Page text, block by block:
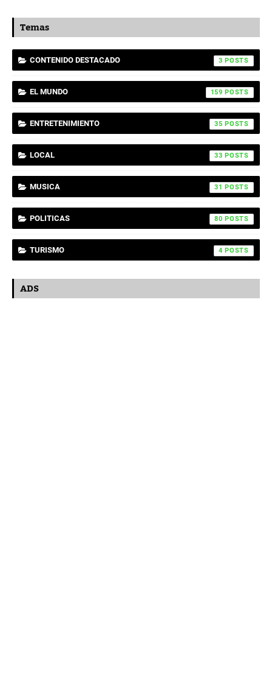
Temas
CONTENIDO DESTACADO 3
EL MUNDO 159
ENTRETENIMIENTO 35
LOCAL 33
MUSICA 31
POLITICAS 80
TURISMO 4
ADS